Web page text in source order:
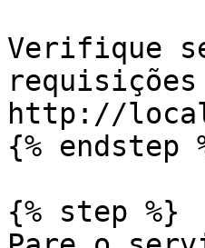
Verifique
http://
{% endstep
{% step %}